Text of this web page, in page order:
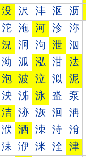
没 沢 沣 沤 沥
沱 沲 河 沴 沵
況 泂 泃 泄 泅
泑 泒 泓 泔 法
泡 波 泣 泤 泥
泱 泲 泳 泴 泵
洁 洂 洃 洄 洅
洑 洒 洓 洔 洕
洡 洢 洣 洤 津